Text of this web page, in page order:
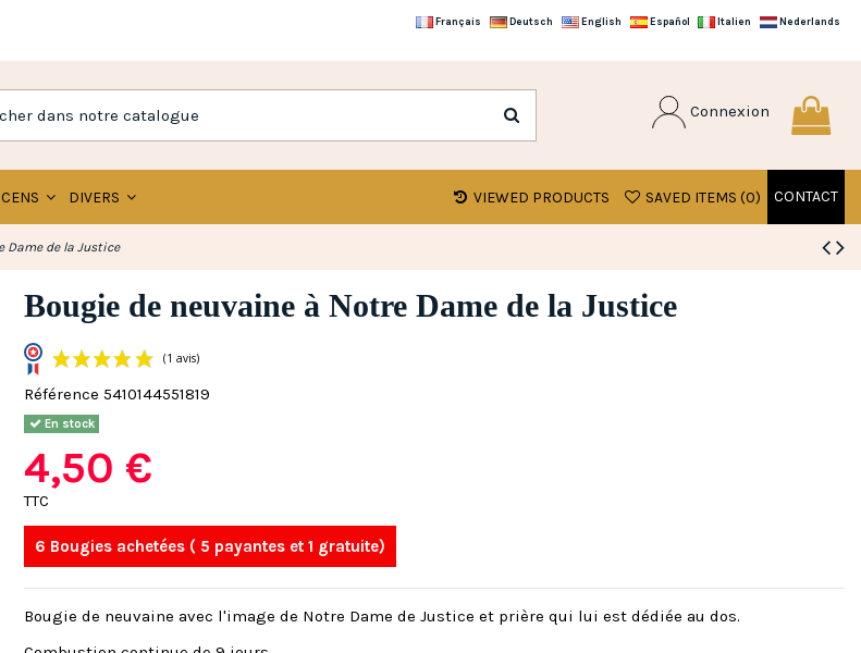
Français Deutsch English Español Italien Nederlands
Connexion
DIVERS CONTACT
SAVED ITEMS (0)
VIEWED PRODUCTS
Dame de la Justice
Bougie de neuvaine à Notre Dame de la Justice
Référence 5410144551819
En stock
4,50 €
TTC
6 Bougies achetées ( 5 payantes et 1 gratuite)
Bougie de neuvaine avec l'image de Notre Dame de Justice et prière qui lui est dédiée au dos.